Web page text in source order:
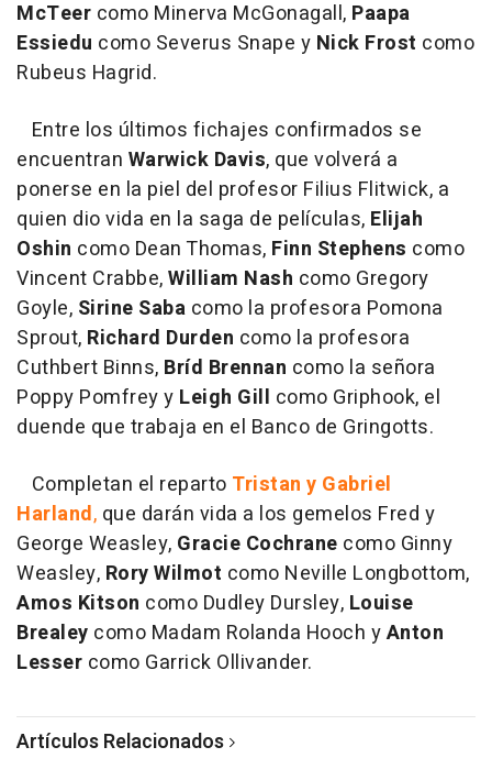
McTeer como Minerva McGonagall, Paapa
Essiedu como Severus Snape y Nick Frost como
Rubeus Hagrid.
Entre los últimos fichajes confirmados se
encuentran Warwick Davis, que volverá a
ponerse en la piel del profesor Filius Flitwick, a
quien dio vida en la saga de películas, Elijah
Oshin como Dean Thomas, Finn Stephens como
Vincent Crabbe,William Nash como Gregory
Goyle, Sirine Saba como la profesora Pomona
Sprout, Richard Durden como la profesora
Cuthbert Binns, Bríd Brennan como la señora
Poppy Pomfrey y Leigh Gill como Griphook, el
duende que trabaja en el Banco de Gringotts.
Completan el reparto Tristan y Gabriel
Harland, que darán vida a los gemelos Fred y
George Weasley, Gracie Cochrane como Ginny
Weasley, Rory Wilmot como Neville Longbottom,
Amos Kitson como Dudley Dursley, Louise
Brealey como Madam Rolanda Hooch yAnton
Lesser como Garrick Ollivander.
Artículos Relacionados